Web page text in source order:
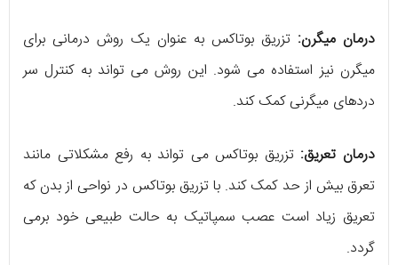
درمان میگرن: تزریق بوتاکس به عنوان یک روش درمانی برای
میگرن نیز استفاده می‌ شود. این روش می‌ تواند به کنترل سر
دردهای میگرنی کمک کند.
درمان تعریق: تزریق بوتاکس می‌ تواند به رفع مشکلاتی مانند
تعرق بیش از حد کمک کند. با تزریق بوتاکس در نواحی از بدن که
تعریق زیاد است عصب سمپاتیک به حالت طبیعی خود برمی
گردد.